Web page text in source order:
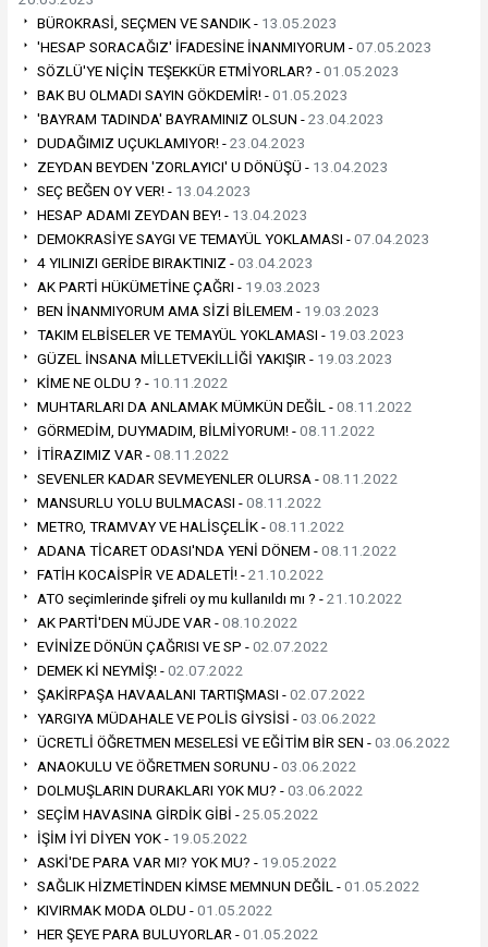
BÜROKRASİ, SEÇMEN VE SANDIK - 13.05.2023
'HESAP SORACAĞIZ' İFADESİNE İNANMIYORUM -07.05.2023
SÖZLÜ'YE NİÇİN TEŞEKKÜR ETMİYORLAR? -01.05.2023
BAK BU OLMADI SAYIN GÖKDEMİR! -01.05.2023
'BAYRAM TADINDA' BAYRAMINIZ OLSUN -23.04.2023
DUDAĞIMIZ UÇUKLAMIYOR! -23.04.2023
ZEYDAN BEYDEN 'ZORLAYICI' U DÖNÜŞÜ - 13.04.2023
SEÇ BEĞEN OY VER! - 13.04.2023
HESAP ADAMI ZEYDAN BEY! - 13.04.2023
DEMOKRASİYE SAYGI VE TEMAYÜL YOKLAMASI -07.04.2023
4 YILINIZI GERİDE BIRAKTINIZ -03.04.2023
AK PARTİ HÜKÜMETİNE ÇAĞRI - 19.03.2023
BEN İNANMIYORUM AMA SİZİ BİLEMEM - 19.03.2023
TAKIM ELBİSELER VE TEMAYÜL YOKLAMASI - 19.03.2023
GÜZEL İNSANA MİLLETVEKİLLİĞİ YAKIŞIR - 19.03.2023
KİME NE OLDU ? - 10.11.2022
MUHTARLARI DA ANLAMAK MÜMKÜN DEĞİL -08.11.2022
GÖRMEDİM, DUYMADIM, BİLMİYORUM! -08.11.2022
İTİRAZIMIZ VAR -08.11.2022
SEVENLER KADAR SEVMEYENLER OLURSA -08.11.2022
MANSURLU YOLU BULMACASI -08.11.2022
METRO, TRAMVAY VE HALİSÇELİK -08.11.2022
ADANA TİCARET ODASI'NDA YENİ DÖNEM -08.11.2022
FATİH KOCAİSPİR VE ADALETİ! -21.10.2022
ATO seçimlerinde şifreli oy mu kullanıldı mı ? -21.10.2022
AK PARTİ'DEN MÜJDE VAR -08.10.2022
EVİNİZE DÖNÜN ÇAĞRISI VE SP -02.07.2022
DEMEK Kİ NEYMİŞ! -02.07.2022
ŞAKİRPAŞA HAVAALANI TARTIŞMASI -02.07.2022
YARGIYA MÜDAHALE VE POLİS GİYSİSİ -03.06.2022
ÜCRETLİ ÖĞRETMEN MESELESİ VE EĞİTİM BİR SEN -03.06.2022
ANAOKULU VE ÖĞRETMEN SORUNU -03.06.2022
DOLMUŞLARIN DURAKLARI YOK MU? -03.06.2022
SEÇİM HAVASINA GİRDİK GİBİ -25.05.2022
İŞİM İYİ DİYEN YOK - 19.05.2022
ASKİ'DE PARA VAR MI? YOK MU? - 19.05.2022
SAĞLIK HİZMETİNDEN KİMSE MEMNUN DEĞİL -01.05.2022
KIVIRMAK MODA OLDU -01.05.2022
HER ŞEYE PARA BULUYORLAR -01.05.2022